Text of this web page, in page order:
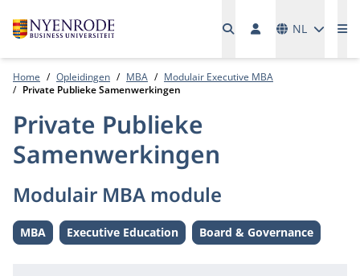
NL
Home Opleidingen MBA
Modulair Executive MBA
Private Publieke Samenwerkingen
Private Publieke
Samenwerkingen
Modulair MBA module
Level:
MBA Level:
Executive Education Thema:
Board & Governance